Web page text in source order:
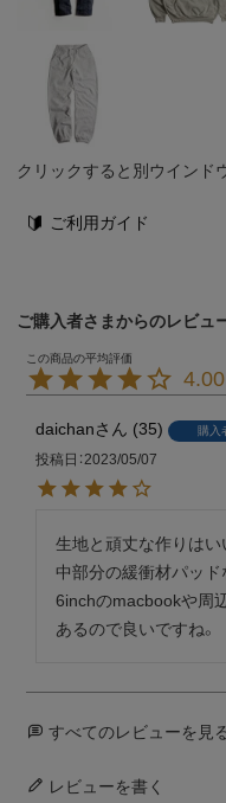
クリックすると別ウインド
ご利用ガイド
ご購入者さまからのレビュ
4.00
daichan 35 購入
投稿日 2023/05/07
生地と頑丈な作りは
中部分の緩衝材パッド
6inchのmacbookや周
すべてのレビューを見
レビューを書く